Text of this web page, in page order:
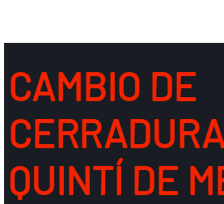
CAMBIO DE
QUINTÍ DE